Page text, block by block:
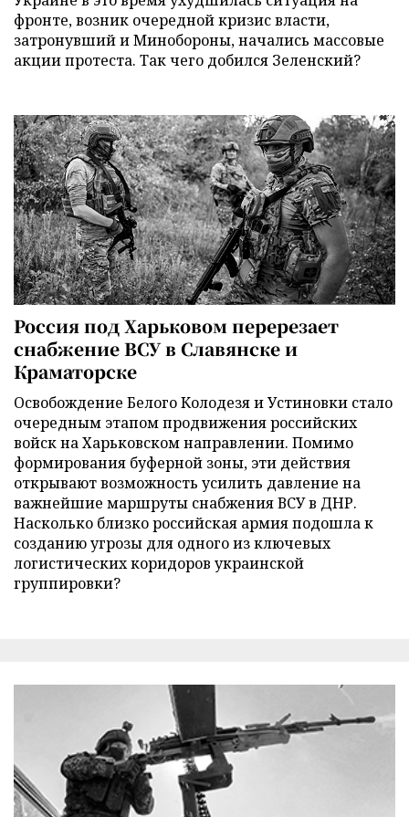
фронте, возник очередной кризис власти,
затронувший и Минобороны, начались массовые
акции протеста. Так чего добился Зеленский?
Россия под Харьковом перерезает
снабжение ВСУ в Славянске и
Краматорске
Освобождение Белого Колодезя и Устиновки стало
очередным этапом продвижения российских
войск на Харьковском направлении. Помимо
формирования буферной зоны, эти действия
открывают возможность усилить давление на
важнейшие маршруты снабжения ВСУ в ДНР.
Насколько близко российская армия подошла к
созданию угрозы для одного из ключевых
логистических коридоров украинской
группировки?